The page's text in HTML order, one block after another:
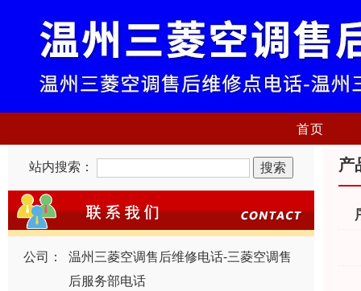
首页
站内搜索：
公司：
温州三菱空调售后维修电话-三菱空调售
后服务部电话
产